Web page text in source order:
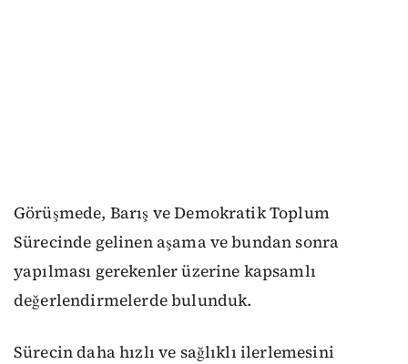
Görüşmede, Barış ve Demokratik Toplum
Sürecinde gelinen aşama ve bundan sonra
yapılması gerekenler üzerine kapsamlı
değerlendirmelerde bulunduk.
Sürecin daha hızlı ve sağlıklı ilerlemesini